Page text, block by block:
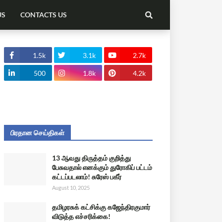
CONTACTS US
1.5k 3.1k 2.7k
500 1.8k 4.2k
பிரதான செய்திகள்
13 ஆவது திருத்தம் குறித்து
பேசுவதால் எனக்கும் துரோகிப் பட்டம்
கட்டப்படலாம்! சுரேஸ் பகீர்
August 10, 2025
தமிழரசுக் கட்சிக்கு கஜேந்திரகுமார்
விடுத்த எச்சரிக்கை!